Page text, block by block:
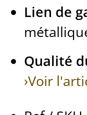
Lien de
Qualité
›Voir